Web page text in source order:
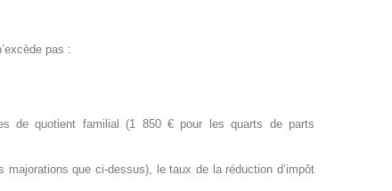
pas :
de quotient familial (1 850 € pour les quarts de parts
que ci-dessus), le taux de la réduction d’impôt